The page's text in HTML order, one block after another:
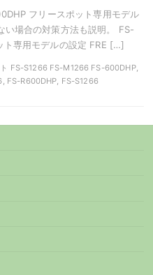
フリースポット専用モデル
い場合の対策方法も説明。 FS-
専用モデルの設定 FRE […]
FS-S1266 FS-M1266 FS-600DHP,
FS-R600DHP, FS-S1266